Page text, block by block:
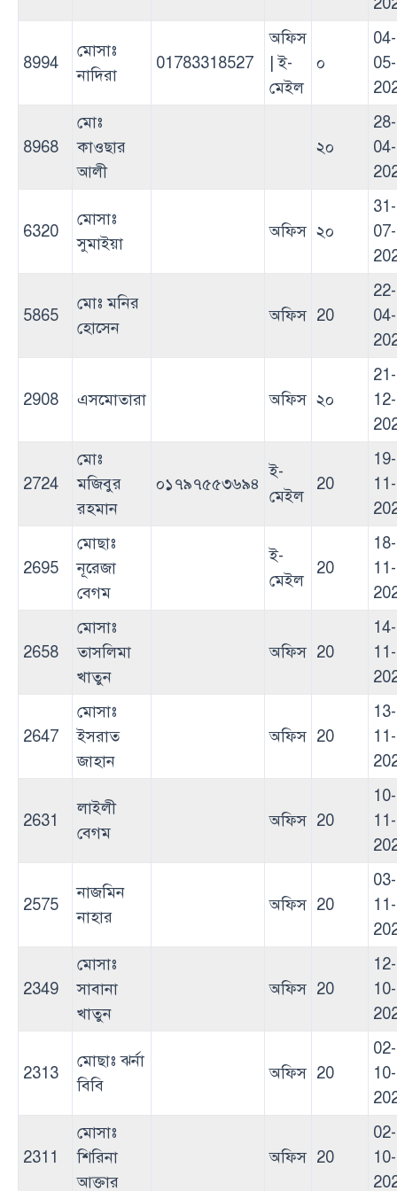
8994
মোসাঃ
নাদিরা
01783318527
অফিস
| ই-
মেইল
০
04-
05-
8968
মোঃ
কাওছার
আলী
২০
28-
04-
6320
মোসাঃ
সুমাইয়া
অফিস ২০
31-
07-
5865
মোঃ মনির
হোসেন
অফিস 20
22-
04-
2908 এসমোতারা অফিস ২০
21-
12-
2724
মোঃ
মজিবুর
রহমান
০১৭৯৭৫৫৩৬৯৪
ই-
মেইল
20
19-
11-
2695
মোছাঃ
নূরেজা
বেগম
ই-
মেইল
20
18-
11-
2658
মোসাঃ
তাসলিমা
খাতুন
অফিস 20
14-
11-
2647
মোসাঃ
ইসরাত
জাহান
অফিস 20
13-
11-
2631
লাইলী
বেগম
অফিস 20
10-
11-
2575
নাজমিন
নাহার
অফিস 20
03-
11-
2349
মোসাঃ
সাবানা
খাতুন
অফিস 20
12-
10-
2313
মোছাঃ ঝর্না
বিবি
অফিস 20
02-
10-
2311
মোসাঃ
শিরিনা
আক্তার
অফিস 20
02-
10-